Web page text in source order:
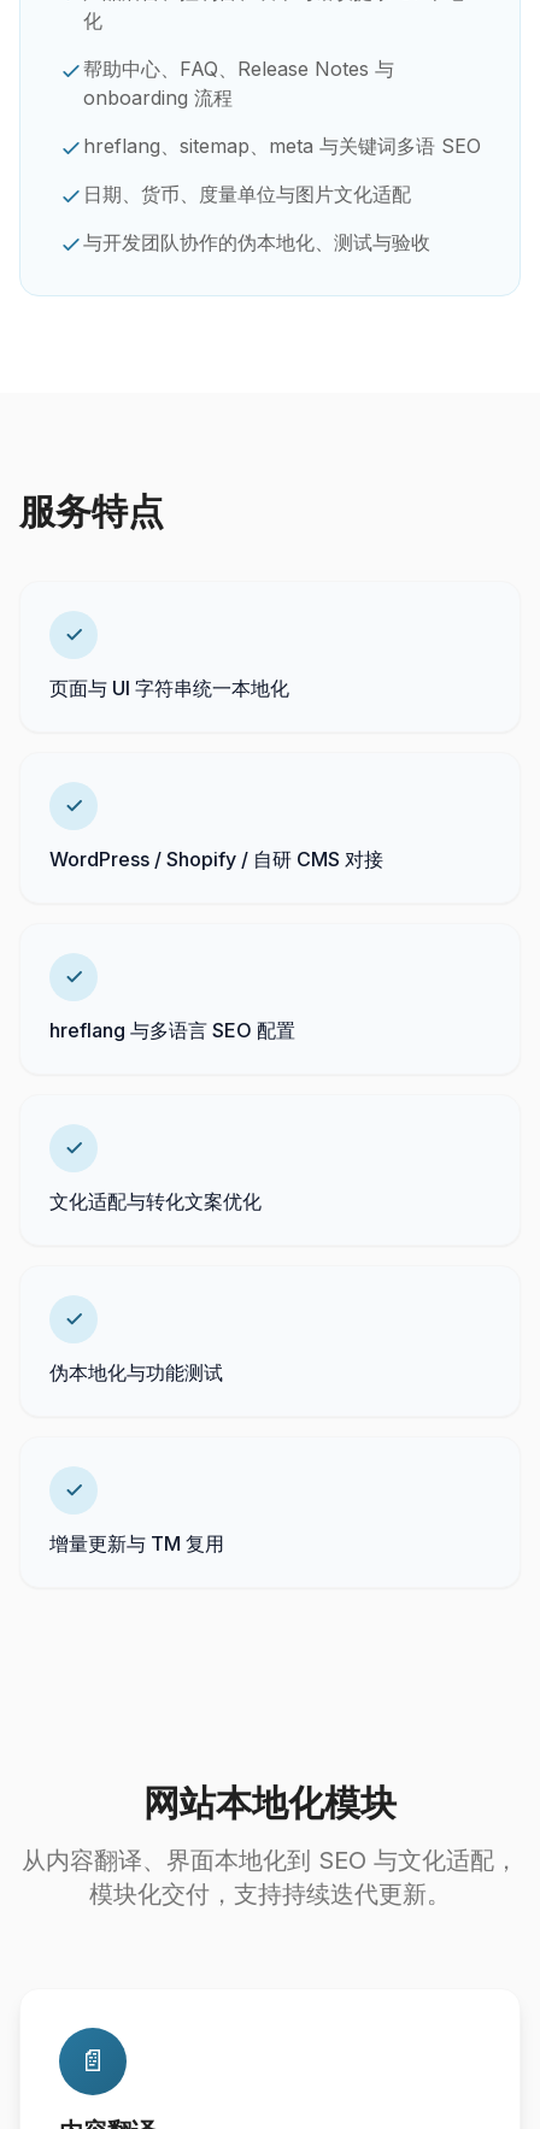
化
帮助中心、FAQ、Release Notes 与
onboarding 流程
hreflang、sitemap、meta 与关键词多语 SEO
日期、货币、度量单位与图片文化适配
与开发团队协作的伪本地化、测试与验收
服务特点
页面与 UI 字符串统一本地化
WordPress / Shopify / 自研 CMS 对接
hreflang 与多语言 SEO 配置
文化适配与转化文案优化
伪本地化与功能测试
增量更新与 TM 复用
网站本地化模块
从内容翻译、界面本地化到 SEO 与文化适配，
模块化交付，支持持续迭代更新。
📄